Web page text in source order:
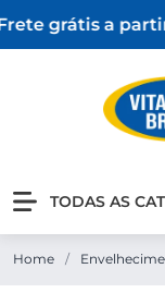
grátis a partir
TODAS AS
Home /